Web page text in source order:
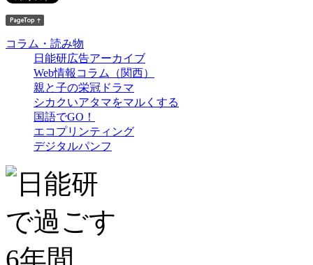
コラム・読み物
日能研広告アーカイブ
Web情報コラム（関西）
親と子の栄冠ドラマ
シカクいアタマをマルくする
国語でGO！
エコプリンティング
デジタルパンフ